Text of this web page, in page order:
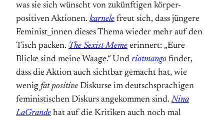
was sie sich wünscht von zukünftigen körper-
positiven Aktionen. karnele freut sich, dass jüngere
Feminist_innen dieses Thema wieder mehr auf den
Tisch packen. The Sexist Meme erinnert: „Eure
Blicke sind meine Waage.“ Und riotmango findet,
dass die Aktion auch sichtbar gemacht hat, wie
wenig fat positive Diskurse im deutschsprachigen
feministischen Diskurs angekommen sind. Nina
LaGrande hat auf die Kritiken auch noch mal